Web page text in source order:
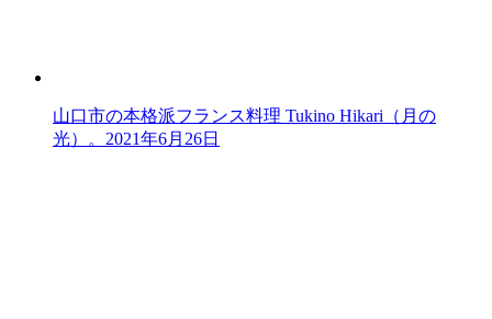
山口市の本格派フランス料理 Tukino Hikari（月の
光）。 2021年6月26日